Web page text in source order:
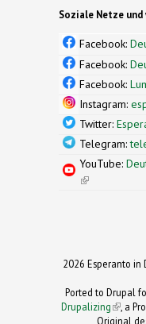
Soziale Netze
Facebook:
Facebook:
Facebook:
Instagram:
Twitter:
Telegram:
YouTube:
(link is
2026 Esperanto in
Ported to Drupal
Drupalizing(link is
, a
Original